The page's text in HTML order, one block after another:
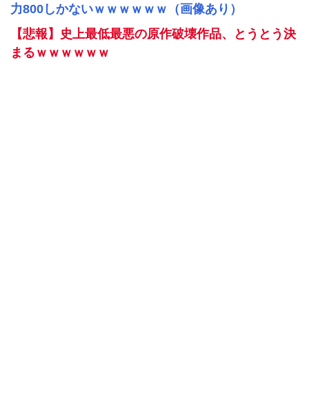
力800しかないｗｗｗｗｗｗ（画像あり）
【悲報】史上最低最悪の原作破壊作品、とうとう決
まるｗｗｗｗｗｗ